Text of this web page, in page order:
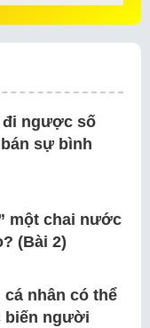
trường bắt…
đi ngược số
sự bình
một chai nước
(Bài 2)
nhân có thể
biến người